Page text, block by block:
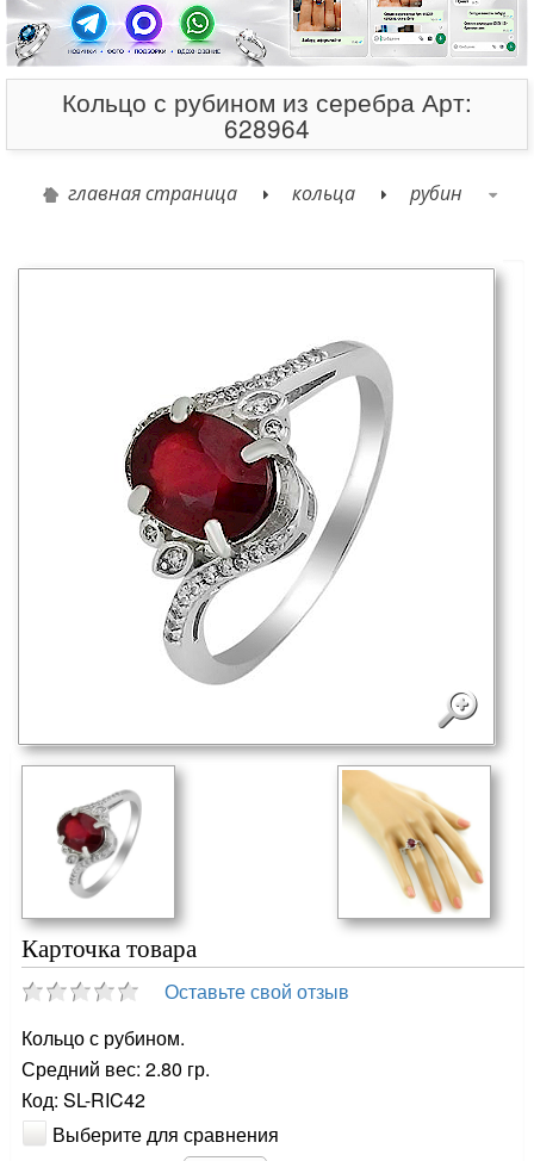
Кольцо с рубином из серебра Арт:
628964
главная страница кольца рубин
Карточка товара
Оставьте свой отзыв
Кольцо с рубином.
Средний вес: 2.80 гр.
Код: SL-RIC42
Выберите для сравнения